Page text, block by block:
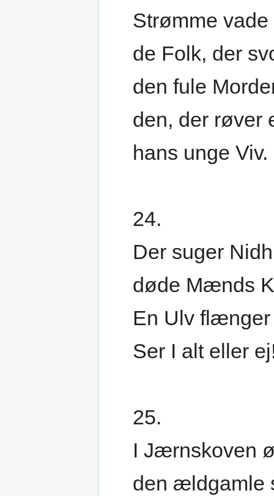
Strømme vade
de Folk, der
den fule
den, der røver
hans unge Viv.
24.
Der suger
døde Mænds
En Ulv flænger
Ser I alt eller
25.
I Jærnskoven
den ældgamle